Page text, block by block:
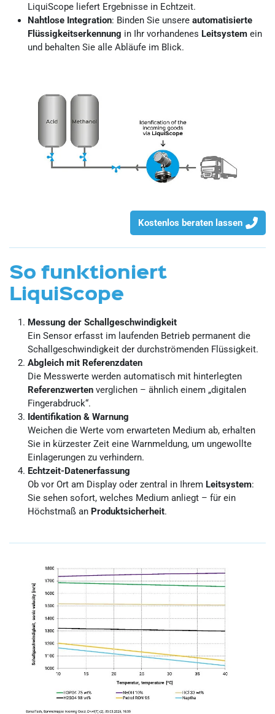
LiquiScope liefert Ergebnisse in Echtzeit.
Nahtlose Integration: Binden Sie unsere automatisierte
Flüssigkeitserkennung in Ihr vorhandenes Leitsystem ein
und behalten Sie alle Abläufe im Blick.
Kostenlos beraten lassen
So funktioniert
LiquiScope
Messung der Schallgeschwindigkeit
Ein Sensor erfasst im laufenden Betrieb permanent die
Schallgeschwindigkeit der durchströmenden Flüssigkeit.
Abgleich mit Referenzdaten
Die Messwerte werden automatisch mit hinterlegten
Referenzwerten verglichen – ähnlich einem „digitalen
Fingerabdruck“.
Identifikation & Warnung
Weichen die Werte vom erwarteten Medium ab, erhalten
Sie in kürzester Zeit eine Warnmeldung, um ungewollte
Einlagerungen zu verhindern.
Echtzeit-Datenerfassung
Ob vor Ort am Display oder zentral in Ihrem Leitsystem:
Sie sehen sofort, welches Medium anliegt – für ein
Höchstmaß an Produktsicherheit.